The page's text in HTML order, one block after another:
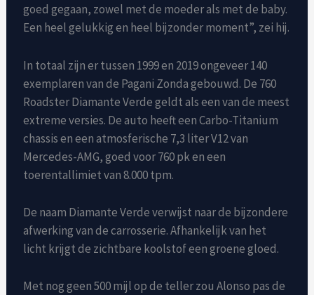
goed gegaan, zowel met de moeder als met de baby.
Een heel gelukkig en heel bijzonder moment”, zei hij.
In totaal zijn er tussen 1999 en 2019 ongeveer 140
exemplaren van de Pagani Zonda gebouwd. De 760
Roadster Diamante Verde geldt als een van de meest
extreme versies. De auto heeft een Carbo-Titanium
chassis en een atmosferische 7,3 liter V12 van
Mercedes-AMG, goed voor 760 pk en een
toerentallimiet van 8.000 tpm.
De naam Diamante Verde verwijst naar de bijzondere
afwerking van de carrosserie. Afhankelijk van het
licht krijgt de zichtbare koolstof een groene gloed.
Met nog geen 500 mijl op de teller zou Alonso pas de